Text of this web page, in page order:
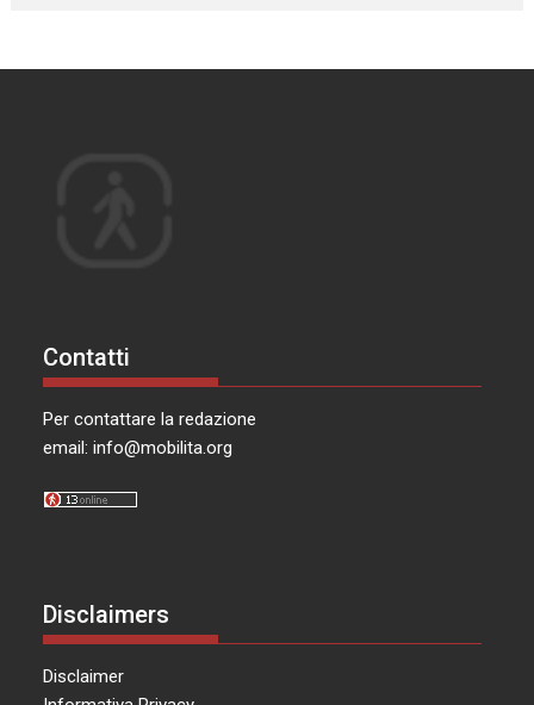
Contatti
Per contattare la redazione
email:info@mobilita.org
Disclaimers
Disclaimer